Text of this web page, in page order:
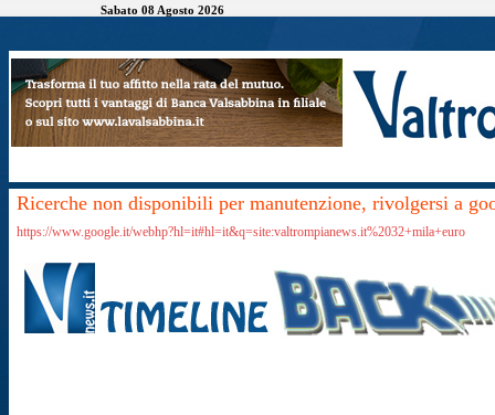
Sabato 08 Agosto 2026
Ricerche non disponibili per manutenzione, rivolgersi a
https://www.google.it/webhp?hl=it#hl=it&q=site:valtrompianews.it%2032+mila+euro